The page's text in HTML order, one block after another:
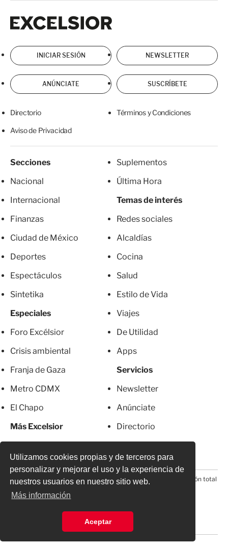
Utilizamos cookies propias y de terceros para
personalizar y mejorar el uso y la experiencia de
nuestros usuarios en nuestro sitio web.
Más información
Aceptar
INICIAR SESIÓN NEWSLETTER
ANÚNCIATE SUSCRÍBETE
Directorio Términos y Condiciones
Aviso de Privacidad
Secciones
Nacional
Internacional
Finanzas
Ciudad de México
Deportes
Espectáculos
Sintetika
Especiales
Foro Excélsior
Crisis ambiental
Franja de Gaza
Metro CDMX
El Chapo
Más Excelsior
Suplementos
Última Hora
Temas de interés
Redes sociales
Alcaldías
Cocina
Salud
Estilo de Vida
Viajes
De Utilidad
Apps
Servicios
Newsletter
Anúnciate
Directorio
© 2026 Todos los derechos reservados. Prohibida la reproducción total
o parcial, incluyendo cualquier medio electrónico*